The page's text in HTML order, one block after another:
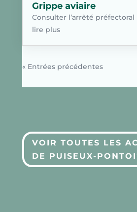
Grippe aviaire
Consulter l’arrêté préfectoral
lire plus
« Entrées précédentes
VOIR TOUTES LES
DE PUISEUX-